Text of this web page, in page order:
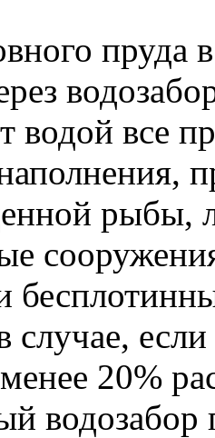
пруда
водой все
рыбы,
20%